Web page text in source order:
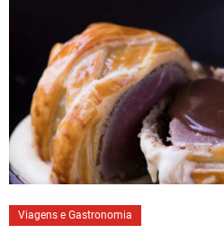
Viagens e Gastronomia